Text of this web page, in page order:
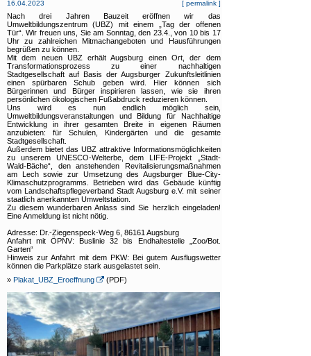
[ permalink]
16.04.2023
Nach drei Jahren Bauzeit eröffnen wir das
Umweltbildungszentrum (UBZ) mit einem „Tag der offenen
Tür“. Wir freuen uns, Sie am Sonntag, den 23.4., von 10 bis 17
Uhr zu zahlreichen Mitmachangeboten und Hausführungen
begrüßen zu können.
Mit dem neuen UBZ erhält Augsburg einen Ort, der dem
Transformationsprozess zu einer nachhaltigen
Stadtgesellschaft auf Basis der Augsburger Zukunftsleitlinien
einen spürbaren Schub geben wird. Hier können sich
Bürgerinnen und Bürger inspirieren lassen, wie sie ihren
persönlichen ökologischen Fußabdruck reduzieren können.
Uns wird es nun endlich möglich sein,
Umweltbildungsveranstaltungen und Bildung für Nachhaltige
Entwicklung in ihrer gesamten Breite in eigenen Räumen
anzubieten: für Schulen, Kindergärten und die gesamte
Stadtgesellschaft.
Außerdem bietet das UBZ attraktive Informationsmöglichkeiten
zu unserem UNESCO-Welterbe, dem LIFE-Projekt „Stadt-
Wald-Bäche“, den anstehenden Revitalisierungsmaßnahmen
am Lech sowie zur Umsetzung des Augsburger Blue-City-
Klimaschutzprogramms. Betrieben wird das Gebäude künftig
vom Landschaftspflegeverband Stadt Augsburg e.V. mit seiner
staatlich anerkannten Umweltstation.
Zu diesem wunderbaren Anlass sind Sie herzlich eingeladen!
Eine Anmeldung ist nicht nötig.
Adresse: Dr.-Ziegenspeck-Weg 6, 86161 Augsburg
Anfahrt mit ÖPNV: Buslinie 32 bis Endhaltestelle „Zoo/Bot.
Garten“
Hinweis zur Anfahrt mit dem PKW: Bei gutem Ausflugswetter
können die Parkplätze stark ausgelastet sein.
» Plakat_UBZ_Eroeffnung (PDF)